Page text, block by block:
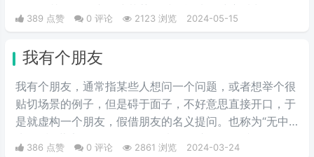
会，尤其女性在蹲下摘草莓的时候能从多维度看出女性的
身材，看以后适不适合做女朋友，适不适合结婚过日子。
时会安排上这一流程。
389 点赞 0 评论 2123 浏览 2024-05-15
我有个朋友
我有个朋友，通‌‌‌‌‌‌‌‌常指某些人想问一个问题，或者想举个很
贴切场景的例子，但是碍于面子，不好意思直接开口，于
是就虚构一个朋友，假借朋友的名义提问。也称为“无中
生友”和“薛定谔的朋友”。一般来说，这个朋友就是自己。
386 点赞 0 评论 2861 浏览 2024-03-24